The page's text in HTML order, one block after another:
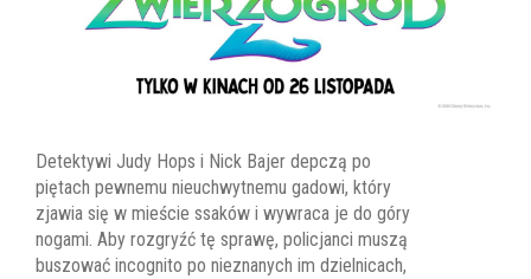
Detektywi Judy Hops i Nick Bajer depczą po
piętach pewnemu nieuchwytnemu gadowi, który
zjawia się w mieście ssaków i wywraca je do góry
nogami. Aby rozgryźć tę sprawę, policjanci muszą
buszować incognito po nieznanych im dzielnicach,